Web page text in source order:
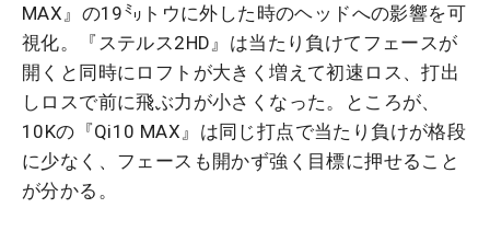
MAX』の19㍉トウに外した時のヘッドへの影響を可
視化。『ステルス2HD』は当たり負けてフェースが
開くと同時にロフトが大きく増えて初速ロス、打出
しロスで前に飛ぶ力が小さくなった。ところが、
10Kの『Qi10 MAX』は同じ打点で当たり負けが格段
に少なく、フェースも開かず強く目標に押せること
が分かる。